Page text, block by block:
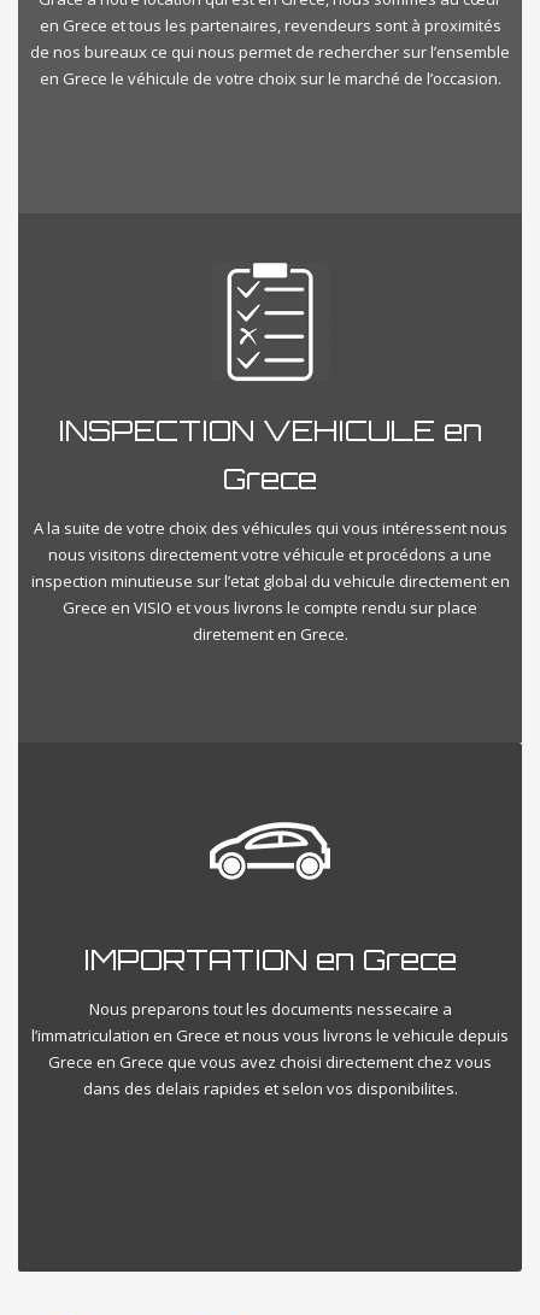
en Grece et tous les partenaires, revendeurs sont à proximités
de nos bureaux ce qui nous permet de rechercher sur l’ensemble
en Grece le véhicule de votre choix sur le marché de l’occasion.
INSPECTION VEHICULE en
Grece
A la suite de votre choix des véhicules qui vous intéressent nous
nous visitons directement votre véhicule et procédons a une
inspection minutieuse sur l’etat global du vehicule directement en
Grece en VISIO et vous livrons le compte rendu sur place
diretement en Grece.
IMPORTATION en Grece
Nous preparons tout les documents nessecaire a
l’immatriculation en Grece et nous vous livrons le vehicule depuis
Grece en Grece que vous avez choisi directement chez vous
dans des delais rapides et selon vos disponibilites.